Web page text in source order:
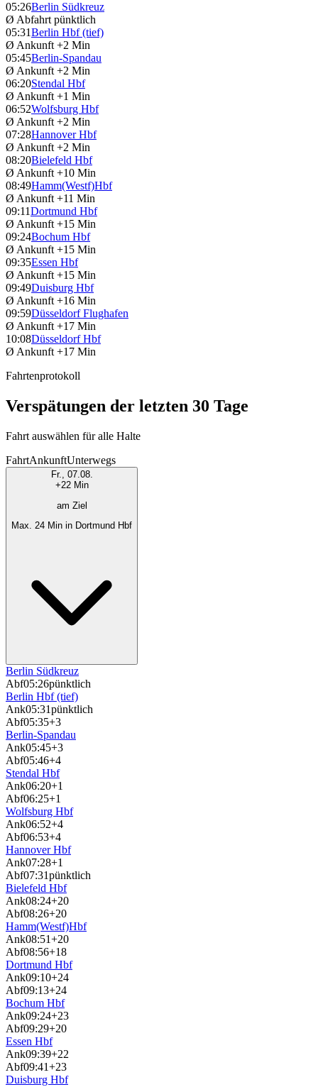
05:26Berlin Südkreuz
Ø Abfahrt pünktlich
05:31Berlin Hbf (tief)
Ø Ankunft +2 Min
05:45Berlin-Spandau
Ø Ankunft +2 Min
06:20Stendal Hbf
Ø Ankunft +1 Min
06:52Wolfsburg Hbf
Ø Ankunft +2 Min
07:28Hannover Hbf
Ø Ankunft +2 Min
08:20Bielefeld Hbf
Ø Ankunft +10 Min
08:49Hamm(Westf)Hbf
Ø Ankunft +11 Min
09:11Dortmund Hbf
Ø Ankunft +15 Min
09:24Bochum Hbf
Ø Ankunft +15 Min
09:35Essen Hbf
Ø Ankunft +15 Min
09:49Duisburg Hbf
Ø Ankunft +16 Min
09:59Düsseldorf Flughafen
Ø Ankunft +17 Min
10:08Düsseldorf Hbf
Ø Ankunft +17 Min
Fahrtenprotokoll
Verspätungen der letzten 30 Tage
Fahrt auswählen für alle Halte
FahrtAnkunftUnterwegs
Fr., 07.08.
+22 Min
am Ziel
Max. 24 Min in Dortmund Hbf
Berlin Südkreuz
Abf05:26pünktlich
Berlin Hbf (tief)
Ank05:31pünktlich
Abf05:35+3
Berlin-Spandau
Ank05:45+3
Abf05:46+4
Stendal Hbf
Ank06:20+1
Abf06:25+1
Wolfsburg Hbf
Ank06:52+4
Abf06:53+4
Hannover Hbf
Ank07:28+1
Abf07:31pünktlich
Bielefeld Hbf
Ank08:24+20
Abf08:26+20
Hamm(Westf)Hbf
Ank08:51+20
Abf08:56+18
Dortmund Hbf
Ank09:10+24
Abf09:13+24
Bochum Hbf
Ank09:24+23
Abf09:29+20
Essen Hbf
Ank09:39+22
Abf09:41+23
Duisburg Hbf